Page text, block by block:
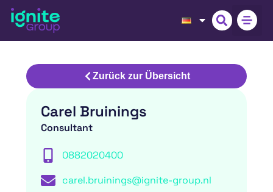
Zurück zur Übersicht
Carel Bruinings
Consultant
0882020400
carel.bruinings@ignite-group.nl